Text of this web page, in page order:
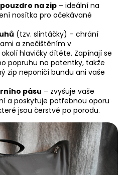
na zip – ideální na
nosítka pro očekávané
(tzv. slintáčky) – chrání
a znečištěním v
hlavičky dítěte. Zapínají se
popruhu na patentky, takže
zip neponičí bundu ani vaše
pásu – zvyšuje vaše
a poskytuje potřebnou oporu
jsou čerstvě po porodu.